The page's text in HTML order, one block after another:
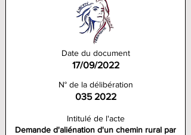
Date du document
17/09/2022
N° de la délibération
035 2022
Intitulé de l'acte
Demande d'aliénation d'un chemin rural par